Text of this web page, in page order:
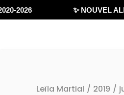
2026 ✨ NOUVEL
Leïla Martial / 2019 /